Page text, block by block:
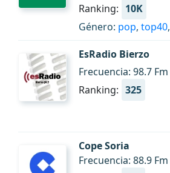
Ranking: 10K
Género: pop, top40,
EsRadio Bierzo
Frecuencia: 98.7 Fm
Ranking: 325
Cope Soria
Frecuencia: 88.9 Fm